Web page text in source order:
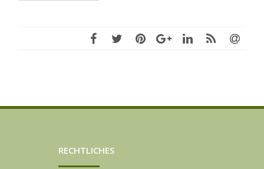
RECHTLICHES